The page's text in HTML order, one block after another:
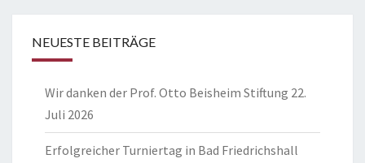
NEUESTE BEITRÄGE
Wir danken der Prof. Otto Beisheim Stiftung 22.
Juli 2026
Erfolgreicher Turniertag in Bad Friedrichshall